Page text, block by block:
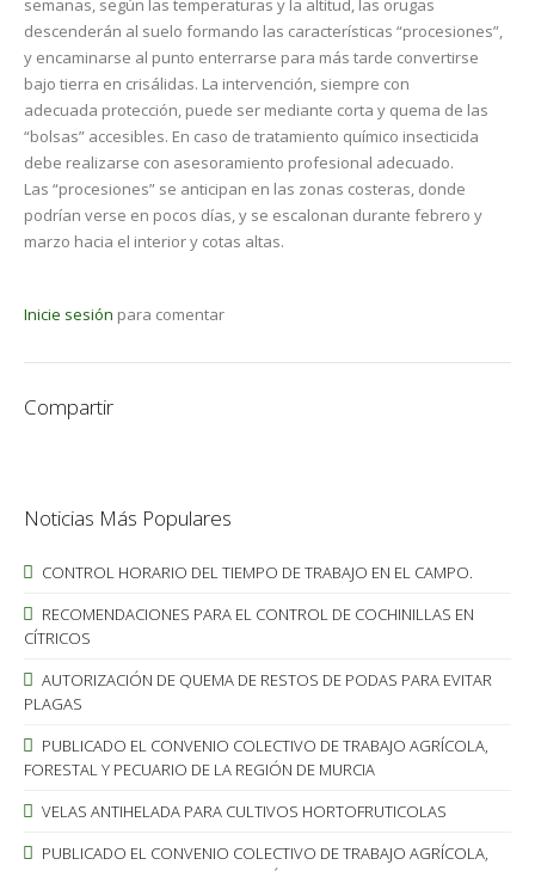
semanas, según las temperaturas y la altitud, las orugas
descenderán al suelo formando las características “procesiones”,
y encaminarse al punto enterrarse para más tarde convertirse
bajo tierra en crisálidas. La intervención, siempre con
adecuada protección, puede ser mediante corta y quema de las
“bolsas” accesibles. En caso de tratamiento químico insecticida
debe realizarse con asesoramiento profesional adecuado.
Las “procesiones” se anticipan en las zonas costeras, donde
podrían verse en pocos días, y se escalonan durante febrero y
marzo hacia el interior y cotas altas.
Inicie sesión para comentar
Compartir
Noticias Más Populares
CONTROL HORARIO DEL TIEMPO DE TRABAJO EN EL CAMPO.
RECOMENDACIONES PARA EL CONTROL DE COCHINILLAS EN
CÍTRICOS
AUTORIZACIÓN DE QUEMA DE RESTOS DE PODAS PARA EVITAR
PLAGAS
PUBLICADO EL CONVENIO COLECTIVO DE TRABAJO AGRÍCOLA,
FORESTAL Y PECUARIO DE LA REGIÓN DE MURCIA
VELAS ANTIHELADA PARA CULTIVOS HORTOFRUTICOLAS
PUBLICADO EL CONVENIO COLECTIVO DE TRABAJO AGRÍCOLA,